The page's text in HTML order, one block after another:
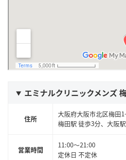
エミナルクリニックメンズ
住所
大阪府大阪市北区梅田
梅田駅 徒歩3分、大阪
営業時間
11:00〜21:00
定休日 不定休